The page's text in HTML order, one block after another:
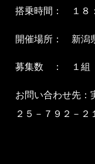
搭乗時間： １８
開催場所： 新潟
募集数 ： １組（
お問い合わせ先
２５－７９２－２